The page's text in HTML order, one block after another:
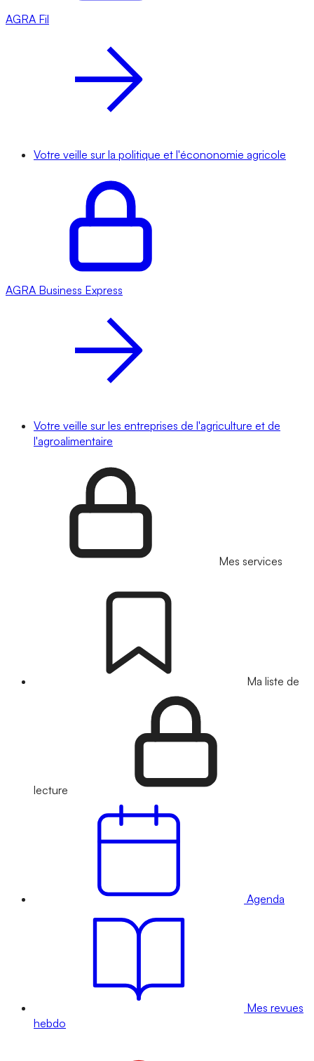
AGRA Fil
Votre veille sur la politique et l'écononomie agricole
AGRA Business Express
Votre veille sur les entreprises de l'agriculture et de
l'agroalimentaire
Mes services
Ma liste de
lecture
Agenda
Mes revues
hebdo